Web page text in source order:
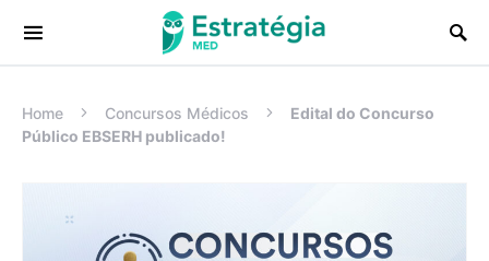
Procurar:
Home Concursos Médicos
Edital do Concurso
Público EBSERH publicado!